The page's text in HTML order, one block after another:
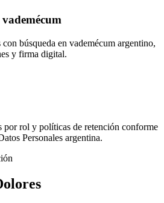
búsqueda en vademécum argentino,
y firma digital.
por rol y políticas de retención conforme
Personales argentina.